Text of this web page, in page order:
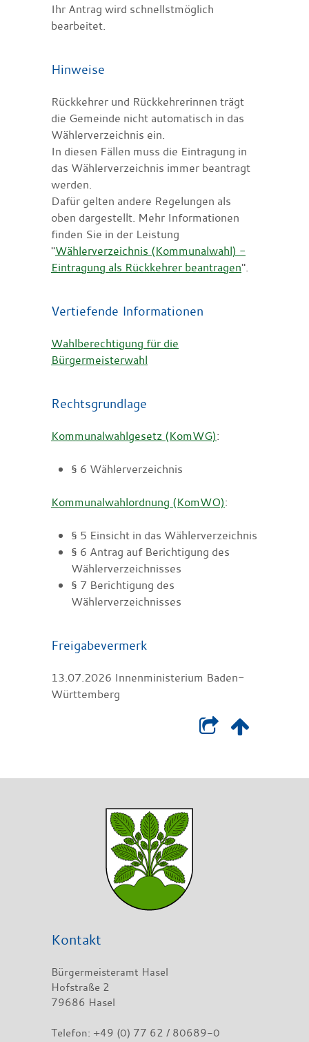
Ihr Antrag wird schnellstmöglich
bearbeitet.
Hinweise
Rückkehrer und Rückkehrerinnen trägt
die Gemeinde nicht automatisch in das
Wählerverzeichnis ein.
In diesen Fällen muss die Eintragung in
das Wählerverzeichnis immer beantragt
werden.
Dafür gelten andere Regelungen als
oben dargestellt. Mehr Informationen
finden Sie in der Leistung
"Wählerverzeichnis (Kommunalwahl) -
Eintragung als Rückkehrer beantragen".
Vertiefende Informationen
Wahlberechtigung für die
Bürgermeisterwahl
Rechtsgrundlage
Kommunalwahlgesetz (KomWG):
§ 6 Wählerverzeichnis
Kommunalwahlordnung (KomWO):
§ 5 Einsicht in das Wählerverzeichnis
§ 6 Antrag auf Berichtigung des
Wählerverzeichnisses
§ 7 Berichtigung des
Wählerverzeichnisses
Freigabevermerk
13.07.2026 Innenministerium Baden-
Württemberg
Kontakt
Bürgermeisteramt Hasel
Hofstraße 2
79686 Hasel
Telefon: +49 (0) 77 62 / 80689-0